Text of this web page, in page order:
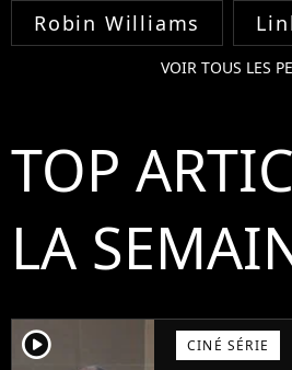
Robin Williams
VOIR TOUS LES
TOP
LA
player2 CINÉ SÉRIE